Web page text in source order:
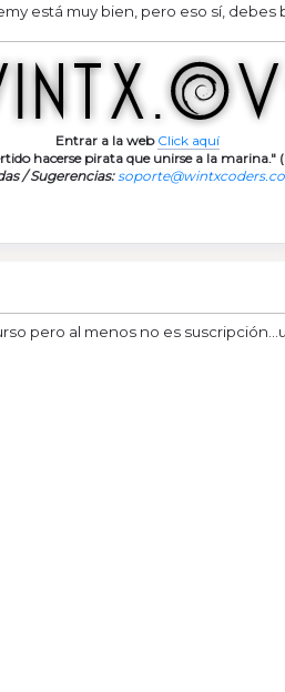
está muy bien, pero eso sí, debes
Entrar a la web Click aquí
hacerse pirata que unirse a la marina."
/ Sugerencias:
pero al menos no es